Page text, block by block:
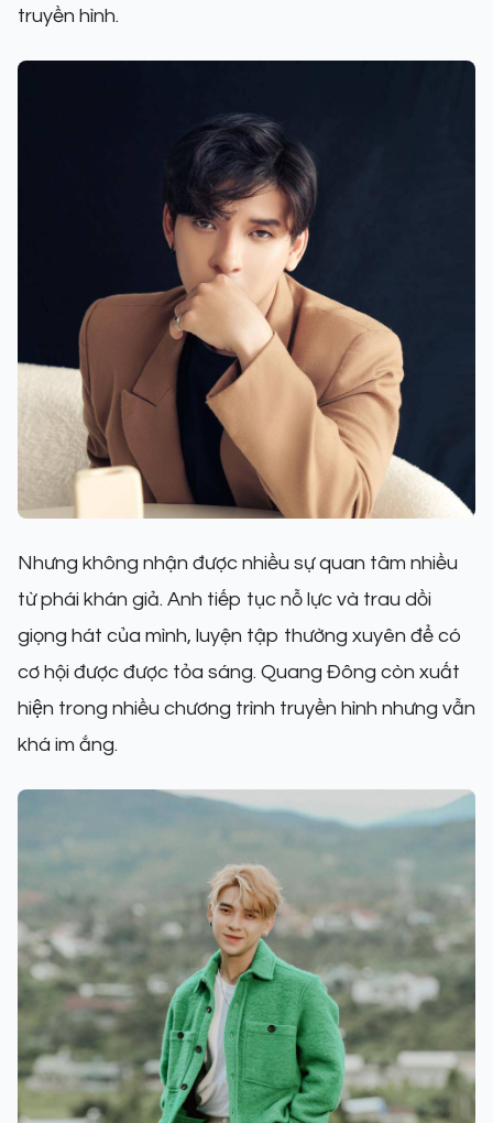
truyền hình.
Nhưng không nhận được nhiều sự quan tâm nhiều
từ phái khán giả. Anh tiếp tục nỗ lực và trau dồi
giọng hát của mình, luyện tập thường xuyên để có
cơ hội được được tỏa sáng. Quang Đông còn xuất
hiện trong nhiều chương trình truyền hình nhưng vẫn
khá im ắng.